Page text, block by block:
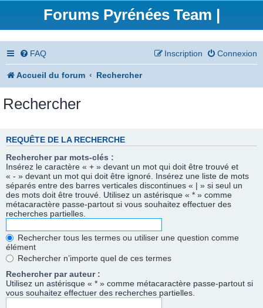
Forums Pyrénées Team |
FAQ Connexion
Inscription
Accueil du forum Rechercher
Rechercher
REQUÊTE DE LA RECHERCHE
Rechercher par mots-clés :
Insérez le caractère « + » devant un mot qui doit être trouvé et
« - » devant un mot qui doit être ignoré. Insérez une liste de mots
séparés entre des barres verticales discontinues « | » si seul un
des mots doit être trouvé. Utilisez un astérisque « * » comme
métacaractère passe-partout si vous souhaitez effectuer des
recherches partielles.
Rechercher tous les termes ou utiliser une question comme
élément
Rechercher n’importe quel de ces termes
Rechercher par auteur :
Utilisez un astérisque « * » comme métacaractère passe-partout si
vous souhaitez effectuer des recherches partielles.